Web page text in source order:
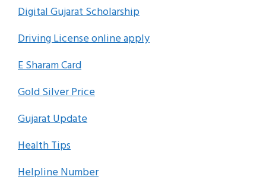
Digital Gujarat Scholarship
Driving License online apply
E Sharam Card
Gold Silver Price
Gujarat Update
Health Tips
Helpline Number